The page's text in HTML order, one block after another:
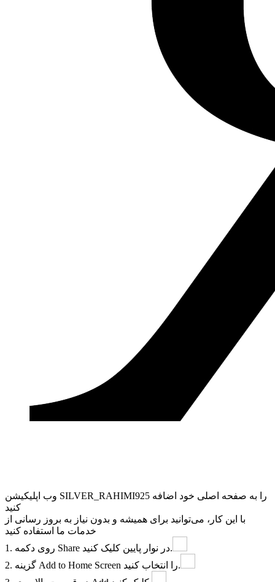
وب ‌اپلیکیشن SILVER_RAHIMI925 را به صفحه اصلی خود اضافه
کنید
با این کار، می‌توانید برای همیشه و بدون نیاز به بروز ‌رسانی از
خدمات ما استفاده کنید
Share
در نوار پایین کلیک کنید.
Add to Home Screen
را انتخاب کنید.